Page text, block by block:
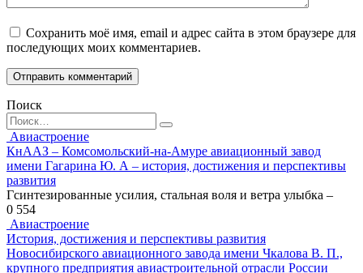
Сохранить моё имя, email и адрес сайта в этом браузере для
последующих моих комментариев.
Поиск
Search
for:
Авиастроение
КнААЗ – Комсомольский-на-Амуре авиационный завод
имени Гагарина Ю. А – история, достижения и перспективы
развития
Гсинтезированные усилия, стальная воля и ветра улыбка –
0 554
Авиастроение
История, достижения и перспективы развития
Новосибирского авиационного завода имени Чкалова В. П.,
крупного предприятия авиастроительной отрасли России